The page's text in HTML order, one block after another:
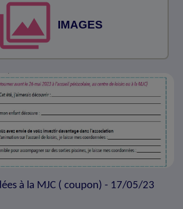
IMAGES
à la MJC ( coupon) - 17/05/23